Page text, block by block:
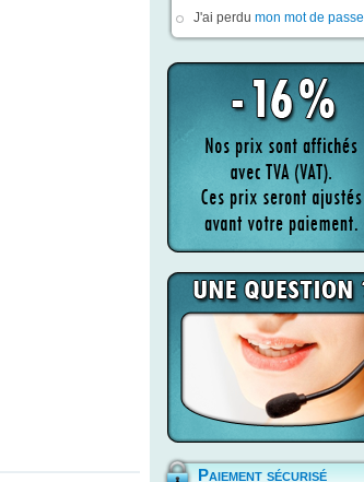
J'ai perdu mon mot de passe
Paiement sécurisé